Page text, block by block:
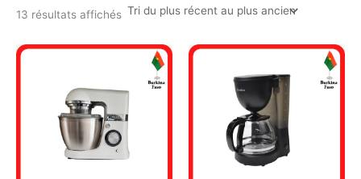
13 résultats affichés